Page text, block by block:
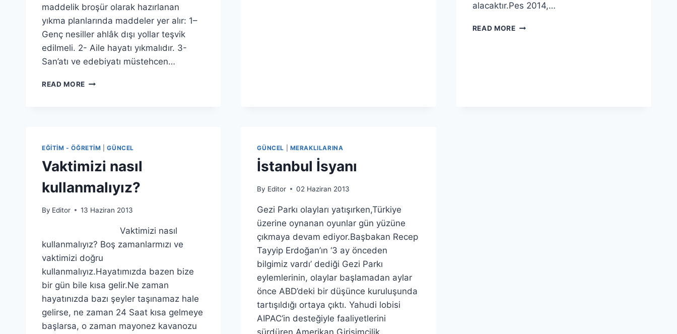
maddelik broşür olarak hazırlanan
yıkma planlarında maddeler yer alır: 1–
Genç nesiller ahlâk dışı yollar teşvik
edilmeli. 2- Aile hayatı yıkmalıdır. 3-
San’atı ve edebiyatı müstehcen…
READ MORE SIYONIZM
alacaktır.Pes 2014,…
READ MOREPES
EĞITIM - ÖĞRETIM |GÜNCEL
Vaktimizi nasıl
kullanmalıyız?
By Editor 13 Haziran 2013
Vaktimizi nasıl
kullanmalıyız? Boş zamanlarmızı ve
vaktimizi doğru
kullanmalıyız.Hayatımızda bazen bize
bir gün bile kısa gelir.Ne zaman
hayatınızda bazı şeyler taşınamaz hale
gelirse, ne zaman 24 Saat kısa gelmeye
başlarsa, o zaman mayonez kavanozu
GÜNCEL MERAKLILARINA
İstanbul İsyanı
By Editor 02 Haziran 2013
Gezi Parkı olayları yatışırken,Türkiye
üzerine oynanan oyunlar gün yüzüne
çıkmaya devam ediyor.Başbakan Recep
Tayyip Erdoğan’ın ‘3 ay önceden
bilgimiz vardı’ dediği Gezi Parkı
eylemlerinin, olaylar başlamadan aylar
önce ABD’deki bir düşünce kuruluşunda
tartışıldığı ortaya çıktı. Yahudi lobisi
AIPAC‘in desteğiyle faaliyetlerini
sürdüren Amerikan Girişimcilik